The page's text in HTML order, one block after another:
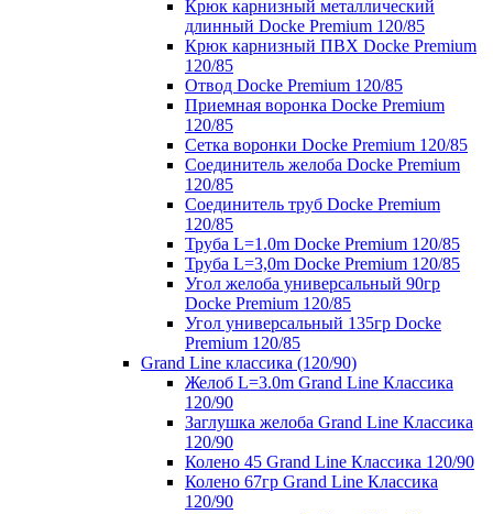
Крюк карнизный металлический
длинный Docke Premium 120/85
Крюк карнизный ПВХ Docke Premium
120/85
Отвод Docke Premium 120/85
Приемная воронка Docke Premium
120/85
Сетка воронки Docke Premium 120/85
Соединитель желоба Docke Premium
120/85
Соединитель труб Docke Premium
120/85
Труба L=1.0m Docke Premium 120/85
Труба L=3,0m Docke Premium 120/85
Угол желоба универсальный 90гр
Docke Premium 120/85
Угол универсальный 135гр Docke
Premium 120/85
Grand Line классика (120/90)
Желоб L=3.0m Grand Line Классика
120/90
Заглушка желоба Grand Line Классика
120/90
Колено 45 Grand Line Классика 120/90
Колено 67гр Grand Line Классика
120/90